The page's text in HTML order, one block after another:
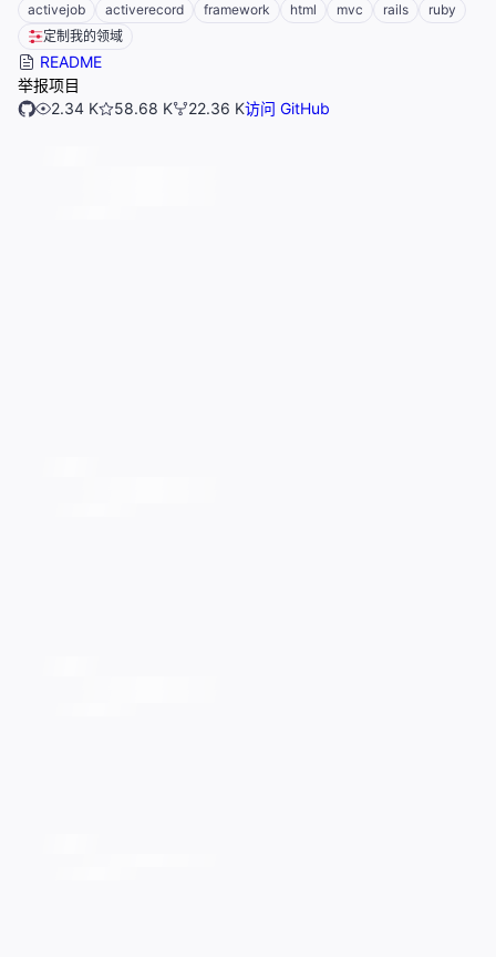
activejob activerecord framework html mvc rails
ruby
定制我的领域
README
举报项目
2.34 K
58.68 K 22.36 K访问 GitHub